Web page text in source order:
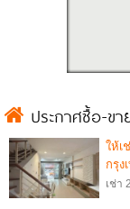
ประกาศซื้อ-ขา
ให้เ
กรุง
แอร์
เช่า